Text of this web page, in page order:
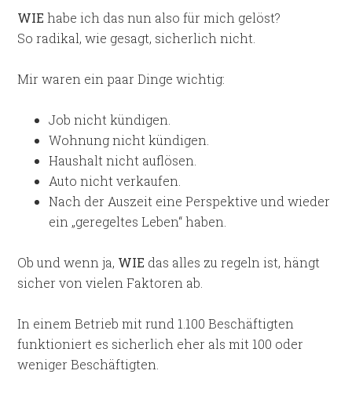
WIE habe ich das nun also für mich gelöst?
So radikal, wie gesagt, sicherlich nicht.
Mir waren ein paar Dinge wichtig:
Job nicht kündigen.
Wohnung nicht kündigen.
Haushalt nicht auflösen.
Auto nicht verkaufen.
Nach der Auszeit eine Perspektive und wieder
ein „geregeltes Leben“ haben.
Ob und wenn ja, WIE das alles zu regeln ist, hängt
sicher von vielen Faktoren ab.
In einem Betrieb mit rund 1.100 Beschäftigten
funktioniert es sicherlich eher als mit 100 oder
weniger Beschäftigten.